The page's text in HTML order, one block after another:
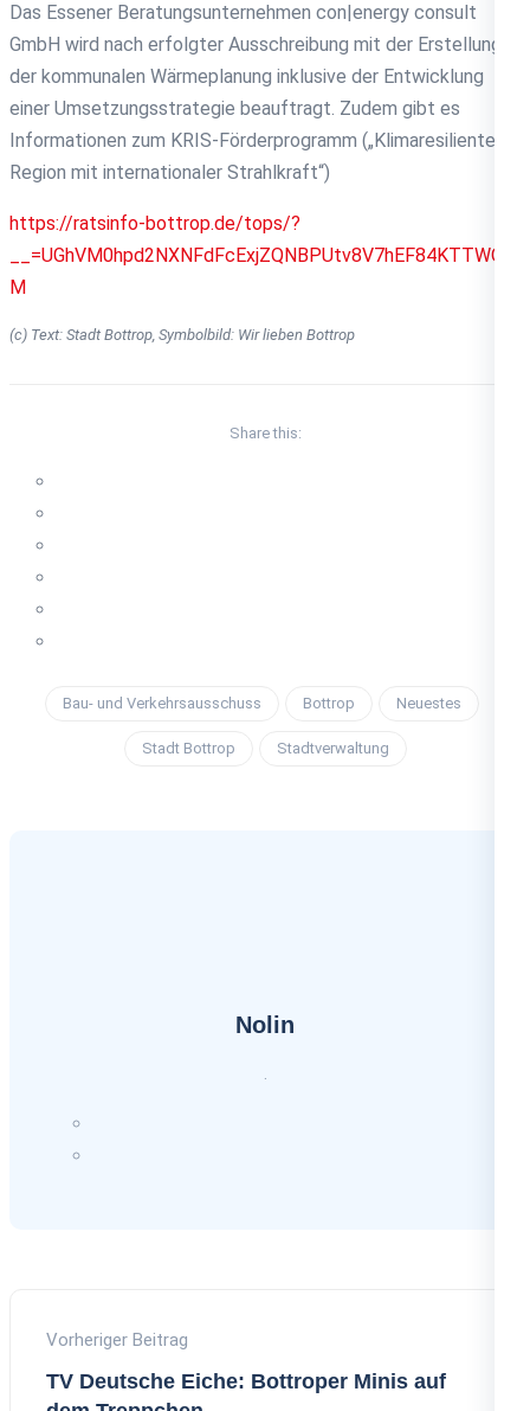
Das Essener Beratungsunternehmen con|energy consult
GmbH wird nach erfolgter Ausschreibung mit der Erstellung
der kommunalen Wärmeplanung inklusive der Entwicklung
einer Umsetzungsstrategie beauftragt. Zudem gibt es
Informationen zum KRIS-Förderprogramm („Klimaresiliente
Region mit internationaler Strahlkraft“)
https://ratsinfo-bottrop.de/tops/?
__=UGhVM0hpd2NXNFdFcExjZQNBPUtv8V7hEF84KTTWQW
M
(c) Text: Stadt Bottrop, Symbolbild: Wir lieben Bottrop
Share this:
Bau- und Verkehrsausschuss Bottrop Neuestes
Stadt Bottrop Stadtverwaltung
Nolin
.
Vorheriger Beitrag
TV Deutsche Eiche: Bottroper Minis auf